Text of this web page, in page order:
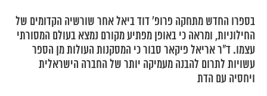
בספרו החדש מתחקה פרופ' דוד ביאל אחר שורשיה הקדומים של
החילוניות, ומראה כי באופן מפתיע מקורם נמצא בעולם המסורתי
עצמו. ד"ר אריאל פיקאר סבור כי המסקנות העולות מן הספר
עשויות לתרום להבנה מעמיקה יותר של החברה הישראלית
ויחסיה עם הדת